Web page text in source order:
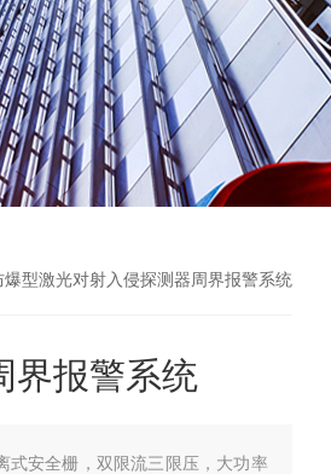
爆型激光对射入侵探测器周界报警系统
界报警系统
式安全栅，双限流三限压，大功率